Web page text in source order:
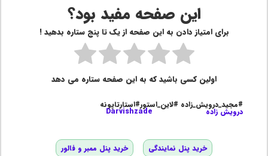
این صفحه مفید بود؟
برای امتیاز دادن به این صفحه از یک تا پنج ستاره بدهید !
اولین کسی باشید که به این صفحه ستاره می دهد
#مجید_درویش_زاده #لاین_استور#استارتاپونه
درویش زاده Darvishzade
خرید پنل نمایندگی خرید پنل ممبر و فالور